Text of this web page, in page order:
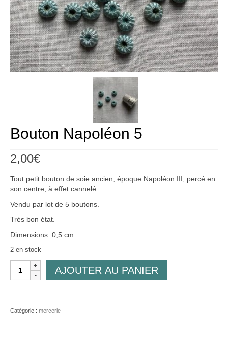
Dressing
Linge ancien
Ephemera
Créations
Blog
Galerie
0,00€
Bouton Napoléon 5
2,00€
Tout petit bouton de soie ancien, époque Napoléon III, percé en
son centre, à effet cannelé.
Vendu par lot de 5 boutons.
Très bon état.
Dimensions: 0,5 cm.
2 en stock
quantité
AJOUTER AU PANIER
Catégorie : mercerie